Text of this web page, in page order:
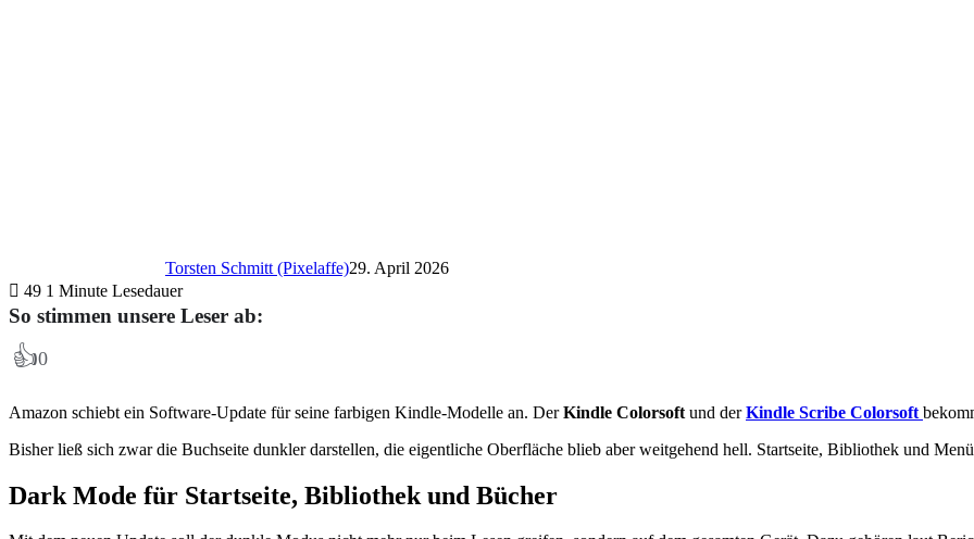
Torsten Schmitt (Pixelaffe)29. April 2026
49 1 Minute Lesedauer
So stimmen unsere Leser ab:
👍0
Amazon schiebt ein Software-Update für seine farbigen Kindle-Modelle an. DerKindle Colorsoft und derKindle Scribe Colorsoft
Bisher ließ sich zwar die Buchseite dunkler darstellen, die eigentliche Oberfläche blieb aber weitgehend hell. Startseite, Bibliothek und
Dark Mode für Startseite, Bibliothek und Bücher